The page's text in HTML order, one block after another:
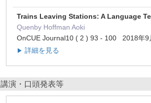
Trains Leaving Stations: A Language
Quenby Hoffman Aoki
OnCUE Journal10 ( 2 ) 93 - 100 2018年9
▶ 詳細を見る
講演・口頭発表等